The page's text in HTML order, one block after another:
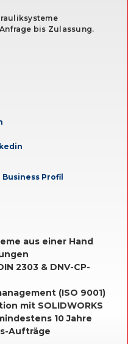
bis Zulassung.
Profil
aus einer Hand
2303 & DNV-CP-
(ISO 9001)
mit SOLIDWORKS
10 Jahre
Aufträge